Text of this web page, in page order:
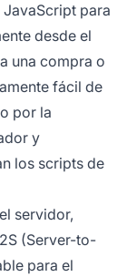
para
desde el
una compra o
fácil de
por la
y
los scripts de
servidor,
(Server-to-
para el